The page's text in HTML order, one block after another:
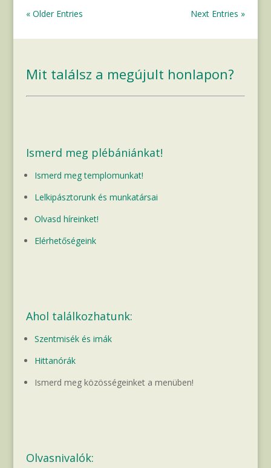
« Older Entries Next Entries »
Mit találsz a megújult honlapon?
Ismerd meg plébániánkat!
Ismerd meg templomunkat!
Lelkipásztorunk és munkatársai
Olvasd híreinket!
Elérhetőségeink
Ahol találkozhatunk:
Szentmisék és imák
Hittanórák
Ismerd meg közösségeinket a menüben!
Olvasnivalók: